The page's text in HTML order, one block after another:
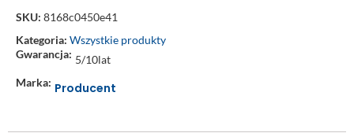
SKU: 8168c0450e41
Kategoria: Wszystkie produkty
Gwarancja: 5/10lat
Marka: Producent